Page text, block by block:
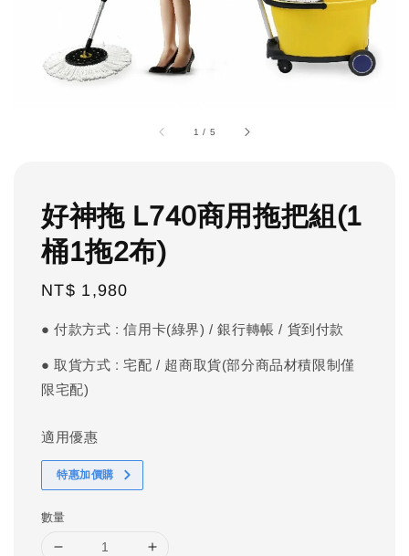
1 / 5
好神拖 L740商用拖把組(1
桶1拖2布)
Regular
NT$ 1,980
● 付款方式 : 信用卡(綠界) / 銀行轉帳 / 貨到付款
● 取貨方式 : 宅配 / 超商取貨(部分商品材積限制僅
限宅配)
適用優惠
特惠加價購
數量